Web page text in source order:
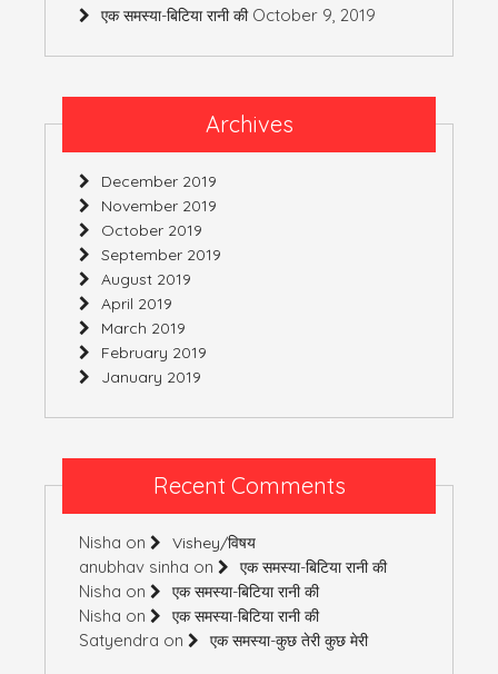
एक समस्या-बिटिया रानी की October 9, 2019
Archives
December 2019
November 2019
October 2019
September 2019
August 2019
April 2019
March 2019
February 2019
January 2019
Recent Comments
Nisha on Vishey/विषय
anubhav sinha on एक समस्या-बिटिया रानी की
Nisha on एक समस्या-बिटिया रानी की
Nisha on एक समस्या-बिटिया रानी की
Satyendra on एक समस्या-कुछ तेरी कुछ मेरी